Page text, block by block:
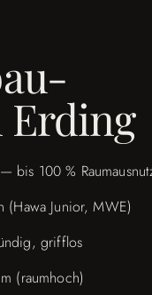
Erding
bis 100 %
(Hawa Junior, MWE)
grifflos
(raumhoch)